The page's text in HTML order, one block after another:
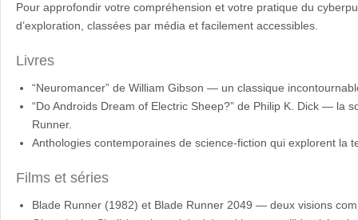
Pour approfondir votre compréhension et votre pratique du
d’exploration, classées par média et facilement accessibles.
Livres
“Neuromancer” de William Gibson — un classique
“Do Androids Dream of Electric Sheep?” de Philip K. Dick — la
Runner.
Anthologies contemporaines de science-fiction qui explorent la
Films et séries
Blade Runner (1982) et Blade Runner 2049 — deux visions